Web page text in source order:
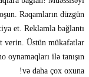
Rəqamların düzgün
et. Reklamla bağlantı
verin. Üstün mükafatlar
oynamaqları ilə tanışın
və daha çox oxuna!